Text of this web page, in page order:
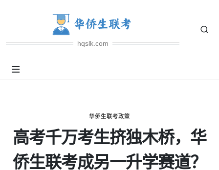
hqslk.com
华侨生联考政策
高考千万考生挤独木桥，华
侨生联考成另一升学赛道？